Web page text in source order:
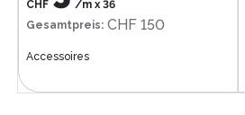
CHF /m x 36
Gesamtpreis: CHF 150
Accessoires